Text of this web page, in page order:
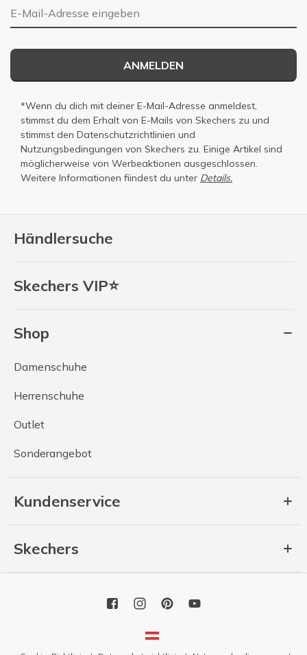
Händlersuche
Skechers VIP⭐
Shop
Damenschuhe
Herrenschuhe
Outlet
Sonderangebot
Kundenservice
Skechers
E-Mail-Adresse
ANMELDEN
*Wenn du dich mit deiner E-Mail-Adresse anmeldest,
stimmst du dem Erhalt von E-Mails von Skechers zu und
stimmst den Datenschutzrichtlinien und
Nutzungsbedingungen von Skechers zu. Einige Artikel sind
möglicherweise von Werbeaktionen ausgeschlossen.
Weitere Informationen fiindest du unter Details.